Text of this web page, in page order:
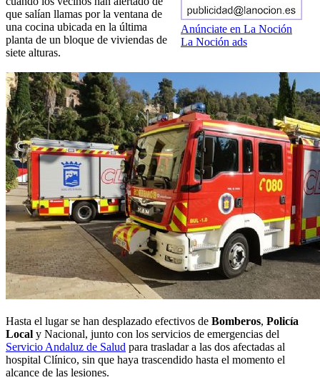
Anúnciate en La Noción
La Noción ads
que salían llamas por la ventana de
una cocina ubicada en la última
planta de un bloque de viviendas de
siete alturas.
Hasta el lugar se han desplazado efectivos de Bomberos, Policía
Local y Nacional, junto con los servicios de emergencias del
Servicio Andaluz de Salud para trasladar a las dos afectadas al
hospital Clínico, sin que haya trascendido hasta el momento el
alcance de las lesiones.